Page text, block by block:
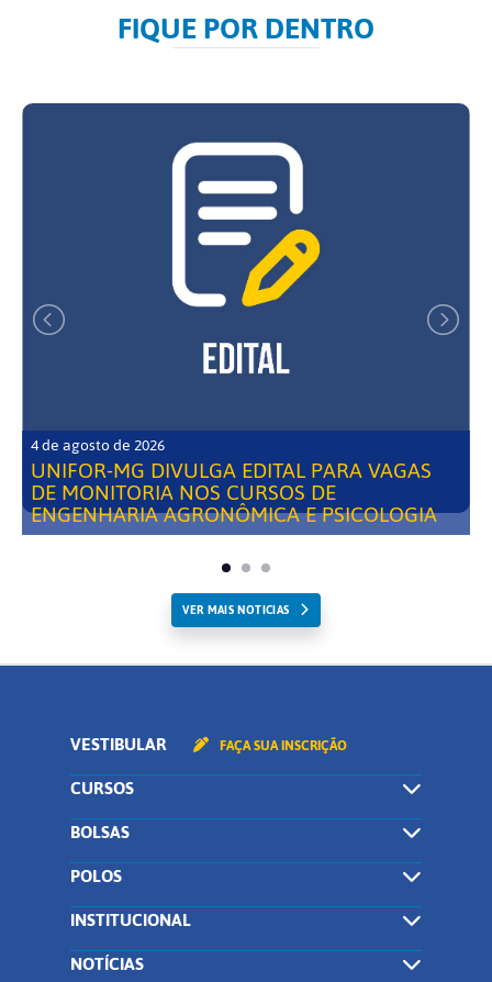
FIQUE POR DENTRO
4 de agosto de 2026
UNIFOR-MG DIVULGA EDITAL PARA VAGAS
DE MONITORIA NOS CURSOS DE
ENGENHARIA AGRONÔMICA E PSICOLOGIA
VER MAIS NOTICIAS
VESTIBULAR FAÇA SUA INSCRIÇÃO
CURSOS
BOLSAS
POLOS
INSTITUCIONAL
NOTÍCIAS